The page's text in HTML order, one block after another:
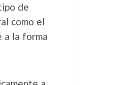
de
como el
a la forma